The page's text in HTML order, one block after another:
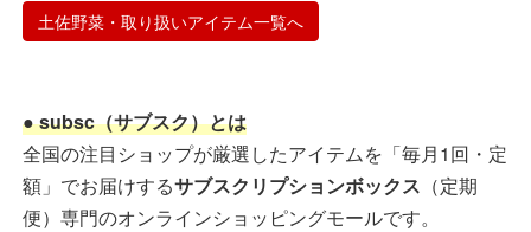
土佐野菜・取り扱いアイテム一覧へ
● subsc（サブスク）とは
全国の注目ショップが厳選したアイテムを「毎月1回・定
額」でお届けするサブスクリプションボックス （定期
便）専門のオンラインショッピングモールです。